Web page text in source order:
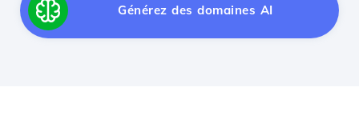
Générez des domaines AI